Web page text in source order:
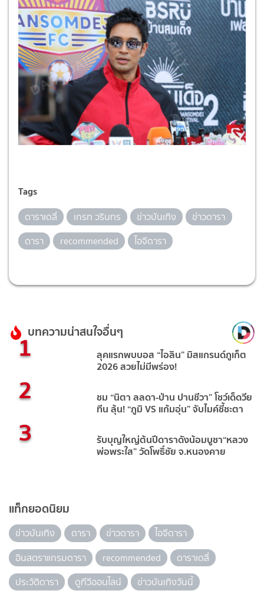
Tags
ดาราเดลี่ เกรท วรินทร ข่าวบันเทิง
ข่าวดารา
ดารา
recommended ไอจีดารา
บทความน่าสนใจอื่นๆ
1 ลุคแรกพบบอส “ไอลิน” มิสแกรนด์ภูเก็ต
2026 สวยไม่มีพร่อง!
2 ชม “นิตา ลลดา-ป่าน ปานชีวา” โชว์เด็ดวีย
ทีน ลุ้น! “ภูมิ VS แก้มอุ่น” จับไมค์ชี้ชะตา
3 รับบุญใหญ่ต้นปีดาราดังน้อมบูชา“หลวง
พ่อพระใส” วัดโพธิ์ชัย จ.หนองคาย
แท็กยอดนิยม
ข่าวบันเทิง ดารา ข่าวดารา
ไอจีดารา
อินสตราแกรมดารา
recommended
ดาราเดลี่
ประวัติดารา
ดูทีวีออนไลน์ ข่าวบันเทิงวันนี้